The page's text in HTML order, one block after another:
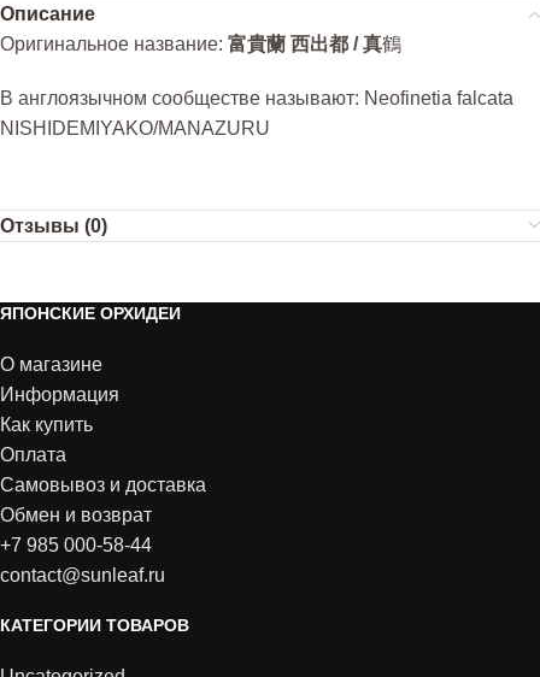
Описание
Оригинальное название: 富貴蘭 西出都 /真鶴
В англоязычном сообществе называют: Neofinetia falcata
NISHIDEMIYAKO/MANAZURU
Отзывы (0)
ЯПОНСКИЕ ОРХИДЕИ
О магазине
Информация
Как купить
Оплата
Самовывоз и доставка
Обмен и возврат
+7 985 000-58-44
contact@sunleaf.ru
КАТЕГОРИИ ТОВАРОВ